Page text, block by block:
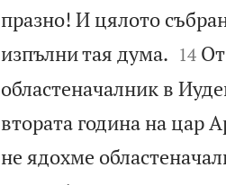
празно! И цялото
изпълни тая дума.
14
областеначалник в
втората година на цар
не ядохме